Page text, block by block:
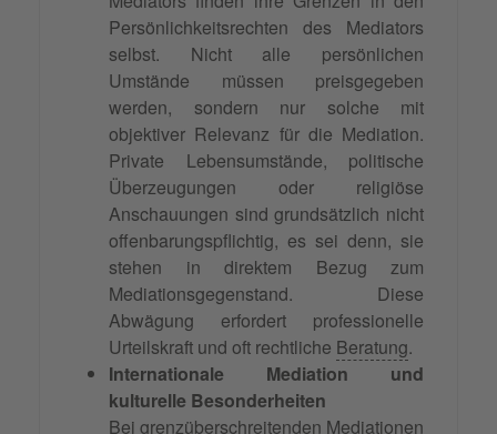
Persönlichkeitsrechten des Mediators
selbst. Nicht alle persönlichen
Umstände müssen preisgegeben
werden, sondern nur solche mit
objektiver Relevanz für die Mediation.
Private Lebensumstände, politische
Überzeugungen oder religiöse
Anschauungen sind grundsätzlich nicht
offenbarungspflichtig, es sei denn, sie
stehen in direktem Bezug zum
Mediationsgegenstand. Diese
Abwägung erfordert professionelle
Urteilskraft und oft rechtliche Beratung.
Internationale Mediation und
kulturelle Besonderheiten
Bei grenzüberschreitenden Mediationen